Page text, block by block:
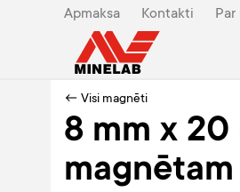
Apmaksa Kontakti Par
← Visi magnēti
8 mm x
magnētam